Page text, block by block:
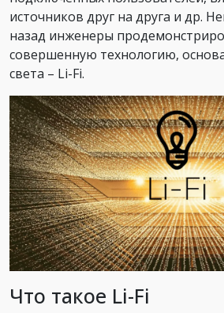
источников друг на друга и др.
назад инженеры
совершенную технологию,
света – Li-Fi.
Что такое Li-Fi